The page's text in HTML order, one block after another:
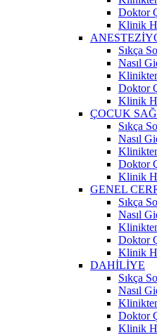
Doktor
Klinik
Sıkça
Nasıl
Doktor
Klinik
ÇOCUK
Sıkça
Nasıl
Doktor
Klinik
GENEL
Sıkça
Nasıl
Doktor
Klinik
DAHİLİYE
Sıkça
Nasıl
Doktor
Klinik